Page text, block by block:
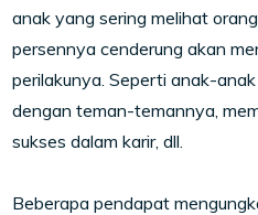
anak yang sering melihat
persennya cenderung akan
perilakunya. Seperti anak-
dengan teman-temannya,
sukses dalam karir, dll.
Beberapa pendapat